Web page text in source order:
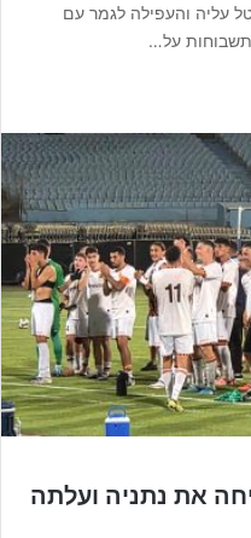
עליה והעפילה לגמר עם
על…
את נתניה ועלתה